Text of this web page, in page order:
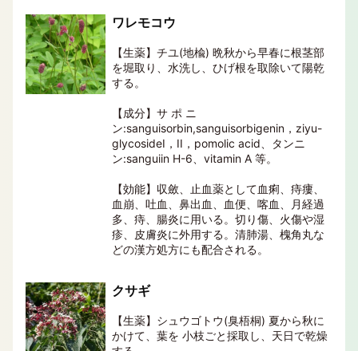
ワレモコウ
【生薬】チユ(地楡) 晩秋から早春に根茎部
を堀取り、水洗し、ひげ根を取除いて陽乾
する。
【成分】サ ポ ニ
ン:sanguisorbin,sanguisorbigenin，ziyu-
glycosideI，II，pomolic acid、タンニ
ン:sanguiin H-6、vitamin A 等。
【効能】収斂、止血薬として血痢、痔瘻、
血崩、吐血、鼻出血、血便、喀血、月経過
多、痔、腸炎に用いる。切り傷、火傷や湿
疹、皮膚炎に外用する。清肺湯、槐角丸な
どの漢方処方にも配合される。
クサギ
【生薬】シュウゴトウ(臭梧桐) 夏から秋に
かけて、葉を 小枝ごと採取し、天日で乾燥